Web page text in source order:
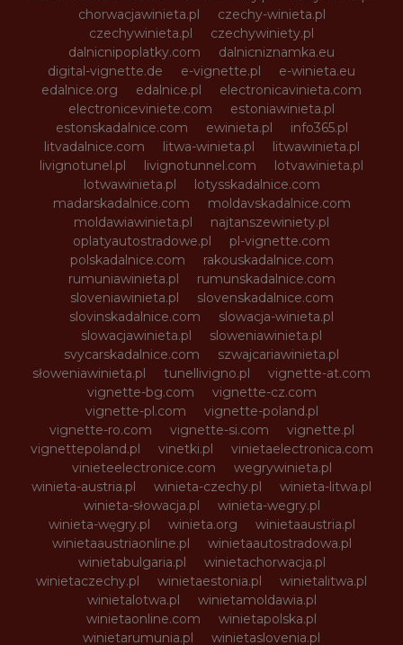
chorwacjawinieta.pl
czechy-winieta.pl
czechywinieta.pl
czechywiniety.pl
dalnicnipoplatky.com
dalnicniznamka.eu
digital-vignette.de
e-vignette.pl
e-winieta.eu
edalnice.org
edalnice.pl
electronicavinieta.com
electroniceviniete.com
estoniawinieta.pl
estonskadalnice.com
ewinieta.pl
info365.pl
litvadalnice.com
litwa-winieta.pl
litwawinieta.pl
livignotunel.pl
livignotunnel.com
lotvawinieta.pl
lotwawinieta.pl
lotysskadalnice.com
madarskadalnice.com
moldavskadalnice.com
moldawiawinieta.pl
najtanszewiniety.pl
oplatyautostradowe.pl
pl-vignette.com
polskadalnice.com
rakouskadalnice.com
rumuniawinieta.pl
rumunskadalnice.com
sloveniawinieta.pl
slovenskadalnice.com
slovinskadalnice.com
slowacja-winieta.pl
slowacjawinieta.pl
sloweniawinieta.pl
svycarskadalnice.com
szwajcariawinieta.pl
słoweniawinieta.pl
tunellivigno.pl
vignette-at.com
vignette-bg.com
vignette-cz.com
vignette-pl.com
vignette-poland.pl
vignette-ro.com
vignette-si.com
vignette.pl
vignettepoland.pl
vinetki.pl
vinietaelectronica.com
vinieteelectronice.com
wegrywinieta.pl
winieta-austria.pl
winieta-czechy.pl
winieta-litwa.pl
winieta-słowacja.pl
winieta-wegry.pl
winieta-węgry.pl
winieta.org
winietaaustria.pl
winietaaustriaonline.pl
winietaautostradowa.pl
winietabulgaria.pl
winietachorwacja.pl
winietaczechy.pl
winietaestonia.pl
winietalitwa.pl
winietalotwa.pl
winietamoldawia.pl
winietaonline.com
winietapolska.pl
winietarumunia.pl
winietaslovenia.pl